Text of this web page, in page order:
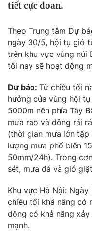
Tin tức
Thế giới đó đây
Kinh tế
Tài chính
Thị trường
Góc doanh nghiệp
Dữ liệu và đời sống
Truyền hình
Phim VTV
Hậu trường
Nhân vật
Giải sao mai
Giải trí
Điện ảnh
Âm nhạc
Sao
Đời sống
Làm đẹp
Chất lượng cuộc sống
Giáo dục
Tuyển sinh
Học trực tuyến
Công nghệ
tiết cực đoan.
Theo Trung tâm Dự
ngày 30/5, hội tụ gió
trên khu vực vùng núi
tối nay sẽ hoạt động
Dự báo: Từ chiều tối
hưởng của vùng hội
5000m nên phía Tây
mưa rào và dông rải
(thời gian mưa lớn
lượng mưa phổ biến
50mm/24h). Trong
sét, mưa đá và gió
Khu vực Hà Nội:
chiều tối khả năng có
dông có khả năng
mạnh.